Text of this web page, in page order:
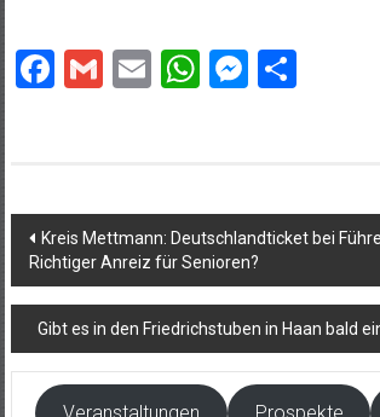
Facebook
Gmail
EmailWhatsApp
Teilen
Beitragsnavigation
Kreis Mettmann: Deutschlandticket bei
Richtiger Anreiz für Senioren?
Gibt es in den Friedrichstuben in Haan bald